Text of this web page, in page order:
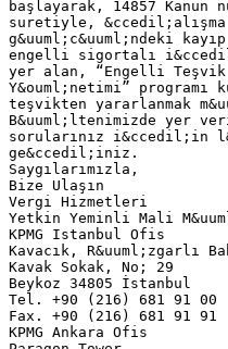
başlayarak, 14857 Kanun
suretiyle, &ccedil;alışma
g&uuml;c&uuml;ndeki
engelli sigortalı
yer alan, “Engelli Teşvik
Y&ouml;netimi” programı
teşvikten yararlanmak
B&uuml;ltenimizde yer
sorularınız i&ccedil;in
ge&ccedil;iniz.
Saygılarımızla,
Bize Ulaşın
Vergi Hizmetleri
Yetkin Yeminli Mali
KPMG Istanbul Ofis
Kavacık, R&uuml;zgarlı
Kavak Sokak, No; 29
Beykoz 34805 İstanbul
Tel. +90 (216) 681 91 00
Fax. +90 (216) 681 91 91
KPMG Ankara Ofis